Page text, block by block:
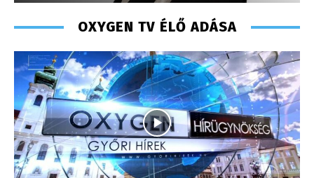
OXYGEN TV ÉLŐ ADÁSA